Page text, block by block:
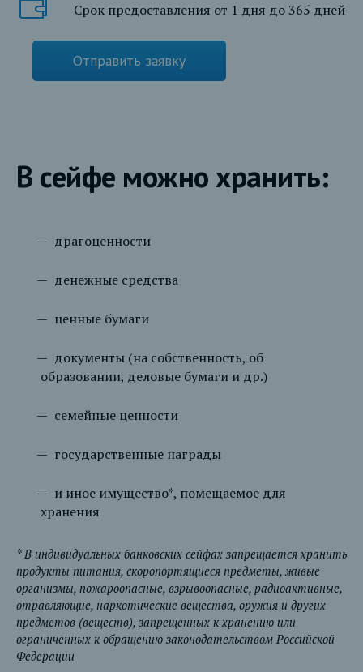
Срок предоставления от 1 дня до 365 дней
Отправить заявку
В сейфе можно хранить:
драгоценности
денежные средства
ценные бумаги
документы (на собственность, об
образовании, деловые бумаги и др.)
семейные ценности
государственные награды
и иное имущество*, помещаемое для
хранения
* В индивидуальных банковских сейфах запрещается хранить
продукты питания, скоропортящиеся предметы, живые
организмы, пожароопасные, взрывоопасные, радиоактивные,
отравляющие, наркотические вещества, оружия и других
предметов (веществ), запрещенных к хранению или
ограниченных к обращению законодательством Российской
Федерации